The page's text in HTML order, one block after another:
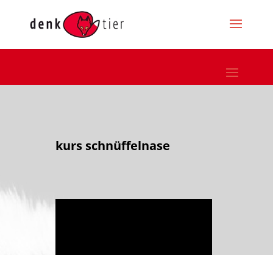
kurs schnüffelnase